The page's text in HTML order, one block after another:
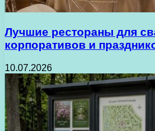
Лучшие рестораны для
корпоративов и
10.07.2026